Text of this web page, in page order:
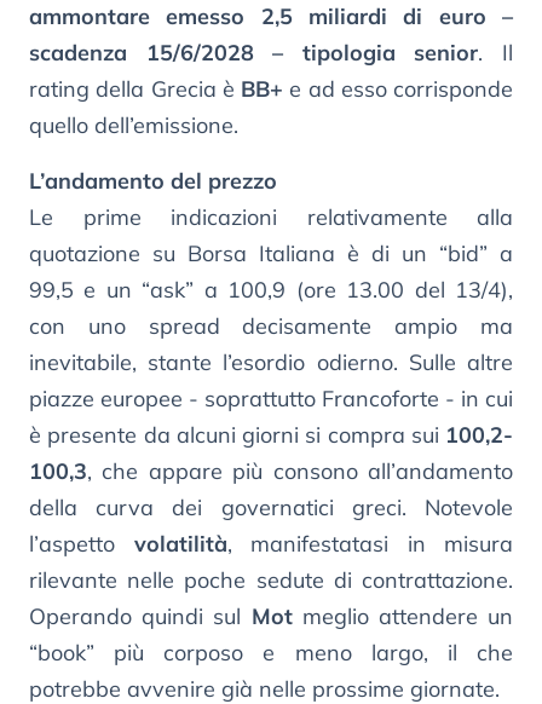
ammontare emesso 2,5 miliardi di euro –
scadenza 15/6/2028 – tipologia senior. Il
rating della Grecia è BB+ e ad esso corrisponde
quello dell’emissione.
L’andamento del prezzo
Le prime indicazioni relativamente alla
quotazione su Borsa Italiana è di un “bid” a
99,5 e un “ask” a 100,9 (ore 13.00 del 13/4),
con uno spread decisamente ampio ma
inevitabile, stante l’esordio odierno. Sulle altre
piazze europee - soprattutto Francoforte - in cui
è presente da alcuni giorni si compra sui 100,2-
100,3, che appare più consono all’andamento
della curva dei governatici greci. Notevole
l’aspetto volatilità, manifestatasi in misura
rilevante nelle poche sedute di contrattazione.
Operando quindi sul Motmeglio attendere un
“book” più corposo e meno largo, il che
potrebbe avvenire già nelle prossime giornate.